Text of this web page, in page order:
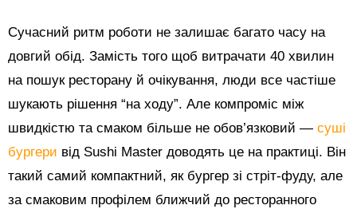
Сучасний ритм роботи не залишає багато часу на
довгий обід. Замість того щоб витрачати 40 хвилин
на пошук ресторану й очікування, люди все частіше
шукають рішення “на ходу”. Але компроміс між
швидкістю та смаком більше не обов’язковий — суші
бургери від Sushi Master доводять це на практиці. Він
такий самий компактний, як бургер зі стріт-фуду, але
за смаковим профілем ближчий до ресторанного